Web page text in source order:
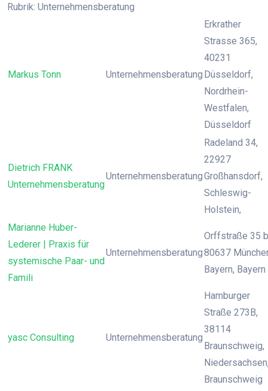
Rubrik: Unternehmensberatung
Markus Tonn Unternehmensberatung
Erkrather
Strasse 365,
40231
Düsseldorf,
Nordrhein-
Westfalen,
Düsseldorf
Dietrich FRANK
Unternehmensberatung
Unternehmensberatung
Radeland 34,
22927
Großhansdorf,
Schleswig-
Holstein,
Marianne Huber-
Lederer | Praxis für
systemische Paar- und
Famili
Unternehmensberatung
Orffstraße 35
80637
Bayern, Bayern
yasc Consulting Unternehmensberatung
Hamburger
Straße 273B,
38114
Braunschweig,
Braunschweig